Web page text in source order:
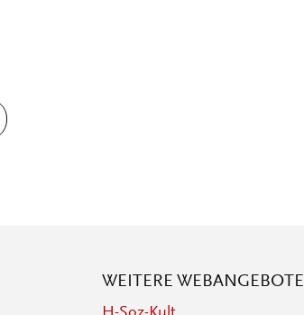
WEITERE WEBANGEBOTE